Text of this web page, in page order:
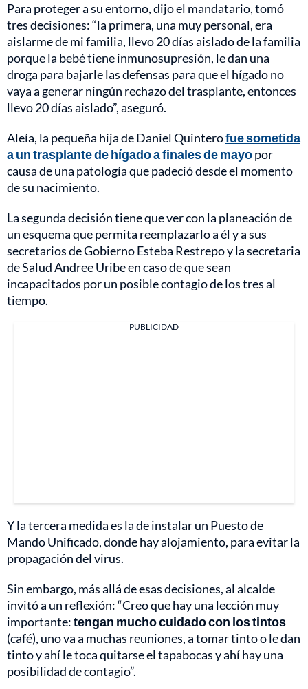
Para proteger a su entorno, dijo el mandatario, tomó
tres decisiones: “la primera, una muy personal, era
aislarme de mi familia, llevo 20 días aislado de la familia
porque la bebé tiene inmunosupresión, le dan una
droga para bajarle las defensas para que el hígado no
vaya a generar ningún rechazo del trasplante, entonces
llevo 20 días aislado”, aseguró.
Aleía, la pequeña hija de Daniel Quinterofue sometida
a un trasplante de hígado a finales de mayopor
causa de una patología que padeció desde el momento
de su nacimiento.
La segunda decisión tiene que ver con la planeación de
un esquema que permita reemplazarlo a él y a sus
secretarios de Gobierno Esteba Restrepo y la secretaria
de Salud Andree Uribe en caso de que sean
incapacitados por un posible contagio de los tres al
tiempo.
PUBLICIDAD
Y la tercera medida es la de instalar un Puesto de
Mando Unificado, donde hay alojamiento, para evitar la
propagación del virus.
Sin embargo, más allá de esas decisiones, al alcalde
invitó a un reflexión: “Creo que hay una lección muy
importante:tengan mucho cuidado con los tintos
(café), uno va a muchas reuniones, a tomar tinto o le dan
tinto y ahí le toca quitarse el tapabocas y ahí hay una
posibilidad de contagio”.